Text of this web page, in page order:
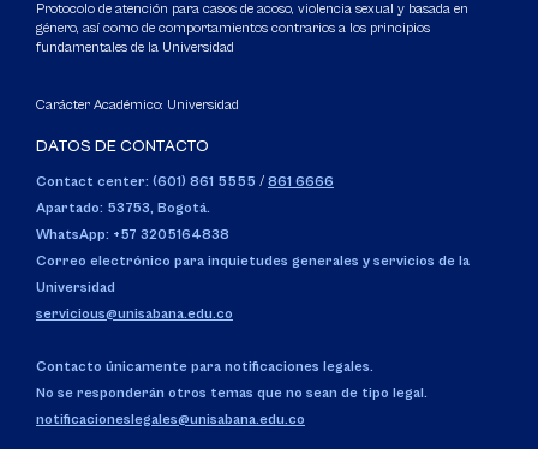
Protocolo de atención para casos de acoso, violencia sexual y basada en
género, así como de comportamientos contrarios a los principios
fundamentales de la Universidad
Carácter Académico: Universidad
DATOS DE CONTACTO
Contact center: (601) 861 5555 / 861 6666
Apartado: 53753, Bogotá.
WhatsApp: +57 3205164838
Correo electrónico para inquietudes generales y servicios de la
Universidad
servicious@unisabana.edu.co
Contacto únicamente para notificaciones legales.
No se responderán otros temas que no sean de tipo legal.
notificacioneslegales@unisabana.edu.co